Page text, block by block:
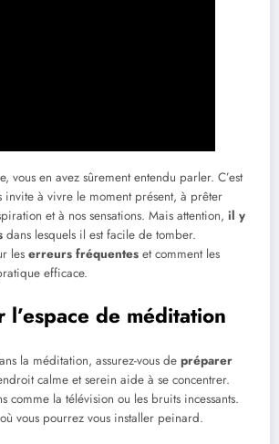
vous en avez sûrement entendu parler. C’est
invite à vivre le moment présent, à prêter
et à nos sensations. Mais attention, il y
dans lesquels il est facile de tomber.
les erreurs fréquentes et comment les
efficace.
de méditation
la méditation, assurez-vous de préparer
calme et serein aide à se concentrer.
comme la télévision ou les bruits incessants.
vous pourrez vous installer peinard.